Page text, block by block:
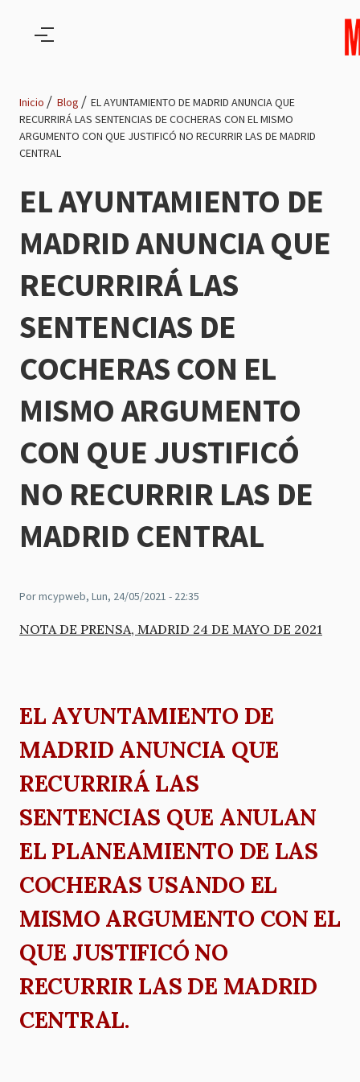
Ruta
navegación
Inicio Blog
EL AYUNTAMIENTO DE MADRID ANUNCIA QUE
RECURRIRÁ LAS SENTENCIAS DE COCHERAS CON EL MISMO
ARGUMENTO CON QUE JUSTIFICÓ NO RECURRIR LAS DE MADRID
CENTRAL
EL AYUNTAMIENTO DE
MADRID ANUNCIA QUE
RECURRIRÁ LAS
SENTENCIAS DE
COCHERAS CON EL
MISMO ARGUMENTO
CON QUE JUSTIFICÓ
NO RECURRIR LAS DE
MADRID CENTRAL
Pormcypweb, Lun, 24/05/2021 - 22:35
NOTA DE PRENSA, MADRID 24 DE MAYO DE 2021
EL AYUNTAMIENTO DE
MADRID ANUNCIA QUE
RECURRIRÁ LAS
SENTENCIAS QUE ANULAN
EL PLANEAMIENTO DE LAS
COCHERAS USANDO EL
MISMO ARGUMENTO CON EL
QUE JUSTIFICÓ NO
RECURRIR LAS DE MADRID
CENTRAL.